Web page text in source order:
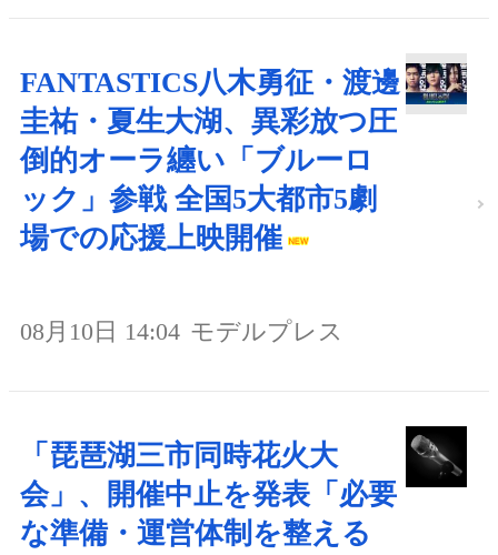
FANTASTICS八木勇征・渡邊
圭祐・夏生大湖、異彩放つ圧
倒的オーラ纏い「ブルーロ
ック」参戦 全国5大都市5劇
場での応援上映開催
08月10日 14:04 モデルプレス
「琵琶湖三市同時花火大
会」、開催中止を発表「必要
な準備・運営体制を整える